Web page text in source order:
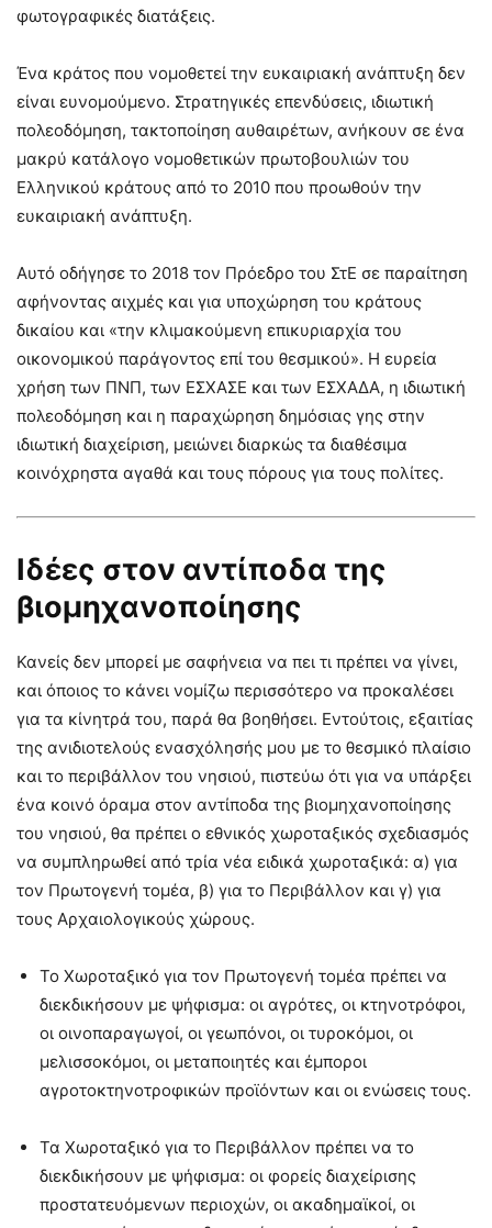
φωτογραφικές διατάξεις.
Ένα κράτος που νομοθετεί την ευκαιριακή ανάπτυξη δεν
είναι ευνομούμενο. Στρατηγικές επενδύσεις, ιδιωτική
πολεοδόμηση, τακτοποίηση αυθαιρέτων, ανήκουν σε ένα
μακρύ κατάλογο νομοθετικών πρωτοβουλιών του
Ελληνικού κράτους από το 2010 που προωθούν την
ευκαιριακή ανάπτυξη.
Αυτό οδήγησε το 2018 τον Πρόεδρο του ΣτΕ σε παραίτηση
αφήνοντας αιχμές και για υποχώρηση του κράτους
δικαίου και «την κλιμακούμενη επικυριαρχία του
οικονομικού παράγοντος επί του θεσμικού». Η ευρεία
χρήση των ΠΝΠ, των ΕΣΧΑΣΕ και των ΕΣΧΑΔΑ, η ιδιωτική
πολεοδόμηση και η παραχώρηση δημόσιας γης στην
ιδιωτική διαχείριση, μειώνει διαρκώς τα διαθέσιμα
κοινόχρηστα αγαθά και τους πόρους για τους πολίτες.
Ιδέες στον αντίποδα της
βιομηχανοποίησης
Κανείς δεν μπορεί με σαφήνεια να πει τι πρέπει να γίνει,
και όποιος το κάνει νομίζω περισσότερο να προκαλέσει
για τα κίνητρά του, παρά θα βοηθήσει. Εντούτοις, εξαιτίας
της ανιδιοτελούς ενασχόλησής μου με το θεσμικό πλαίσιο
και το περιβάλλον του νησιού, πιστεύω ότι για να υπάρξει
ένα κοινό όραμα στον αντίποδα της βιομηχανοποίησης
του νησιού, θα πρέπει ο εθνικός χωροταξικός σχεδιασμός
να συμπληρωθεί από τρία νέα ειδικά χωροταξικά: α) για
τον Πρωτογενή τομέα, β) για το Περιβάλλον και γ) για
τους Αρχαιολογικούς χώρους.
Το Χωροταξικό για τον Πρωτογενή τομέα πρέπει να
διεκδικήσουν με ψήφισμα: οι αγρότες, οι κτηνοτρόφοι,
οι οινοπαραγωγοί, οι γεωπόνοι, οι τυροκόμοι, οι
μελισσοκόμοι, οι μεταποιητές και έμποροι
αγροτοκτηνοτροφικών προϊόντων και οι ενώσεις τους.
Τα Χωροταξικό για το Περιβάλλον πρέπει να το
διεκδικήσουν με ψήφισμα: οι φορείς διαχείρισης
προστατευόμενων περιοχών, οι ακαδημαϊκοί, οι